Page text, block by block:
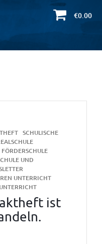
€0.00
SCHULISCHE
FÖRDERSCHULE
UND
UNTERRICHT
ist